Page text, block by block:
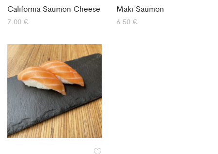
California Saumon Cheese
7.00 €
Maki Saumon
6.50 €